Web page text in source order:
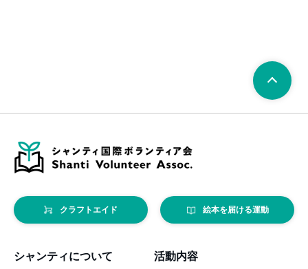
クラフトエイド 絵本を届ける運動
シャンティについて 活動内容